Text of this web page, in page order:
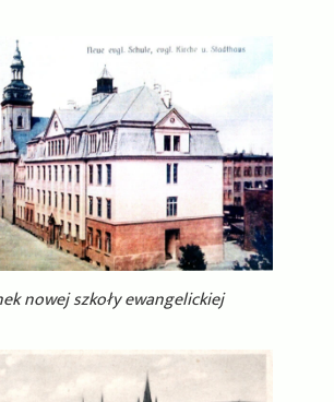
nowej szkoły ewangelickiej